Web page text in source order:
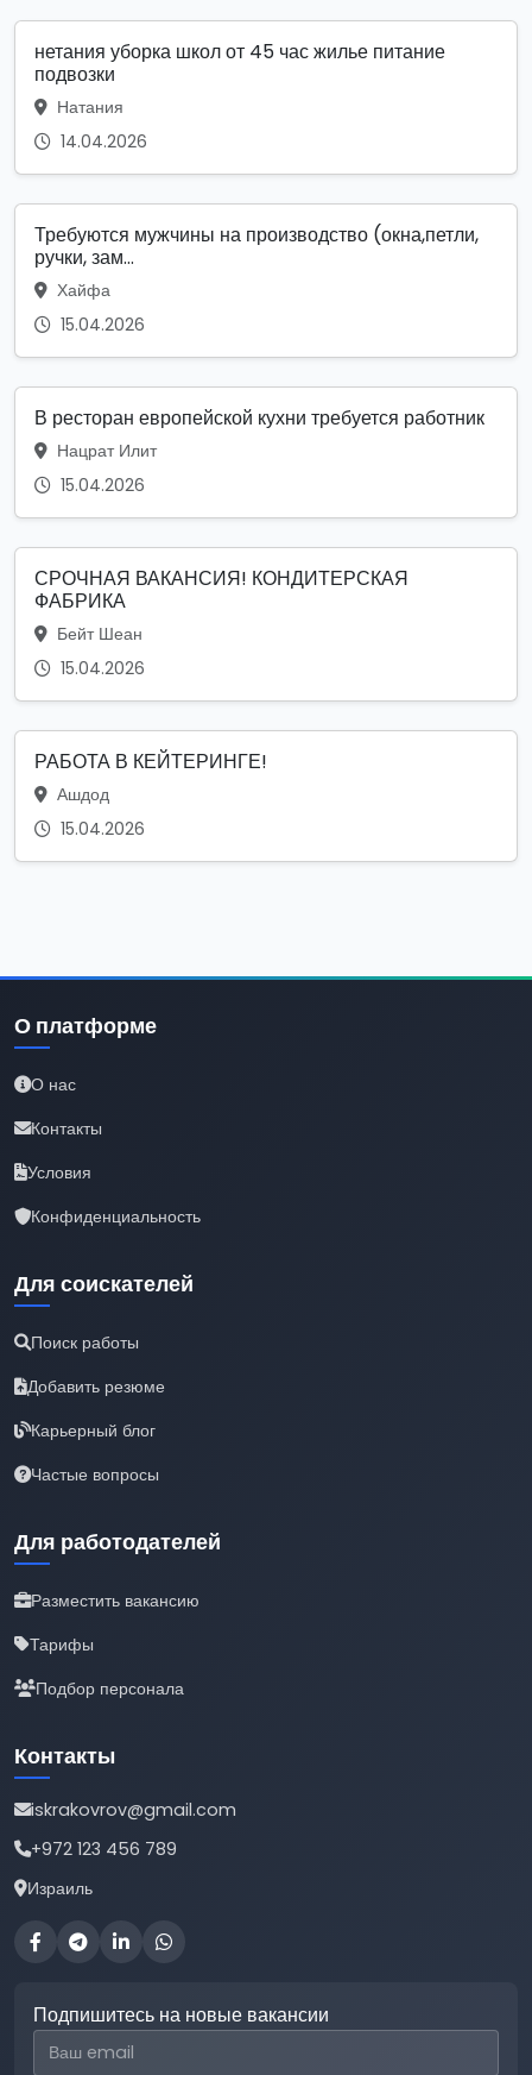
нетания уборка школ от 45 час жилье питание
подвозки
Натания
14.04.2026
Требуются мужчины на производство (окна,петли,
ручки, зам...
Хайфа
15.04.2026
В ресторан европейской кухни требуется работник
Нацрат Илит
15.04.2026
СРОЧНАЯ ВАКАНСИЯ! КОНДИТЕРСКАЯ
ФАБРИКА
Бейт Шеан
15.04.2026
РАБОТА В КЕЙТЕРИНГЕ!
Ашдод
15.04.2026
О платформе
О нас
Контакты
Условия
Конфиденциальность
Для соискателей
Поиск работы
Добавить резюме
Карьерный блог
Частые вопросы
Для работодателей
Разместить вакансию
Тарифы
Подбор персонала
Контакты
iskrakovrov@gmail.com
+972 123 456 789
Израиль
Подпишитесь на новые вакансии
Email для подписки